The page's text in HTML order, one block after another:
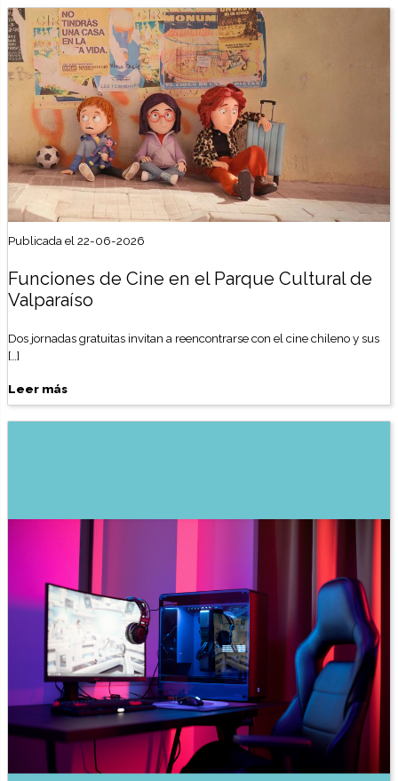
Publicada el 22-06-2026
Funciones de Cine en el Parque Cultural de
Valparaíso
Dos jornadas gratuitas invitan a reencontrarse con el cine chileno y sus
[…]
Leer más